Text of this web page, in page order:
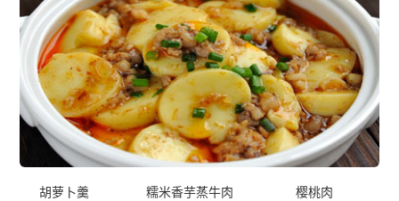
胡萝卜羹 糯米香芋蒸牛肉 樱桃肉